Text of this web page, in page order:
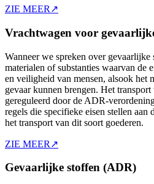
ZIE MEER ↗
Vrachtwagen voor
Wanneer we spreken over gevaarlijke
materialen of substanties waarvan de
en veiligheid van mensen, alsook het
gevaar kunnen brengen. Het
gereguleerd door de ADR-
regels die specifieke eisen stellen
het transport van dit soort goederen.
ZIE MEER ↗
Gevaarlijke stoffen (ADR)